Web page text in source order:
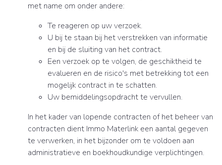
met name om onder andere:
Te reageren op uw verzoek.
U bij te staan bij het verstrekken van informatie
en bij de sluiting van het contract.
Een verzoek op te volgen, de geschiktheid te
evalueren en de risico's met betrekking tot een
mogelijk contract in te schatten.
Uw bemiddelingsopdracht te vervullen.
In het kader van lopende contracten of het beheer van
contracten dient Immo Materlink een aantal gegeven
te verwerken, in het bijzonder om te voldoen aan
administratieve en boekhoudkundige verplichtingen.